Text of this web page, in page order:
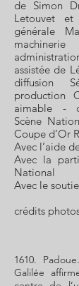
de Simon
Letouvet
générale
assistée de
diffusion
production
aimable -
Scène
Coupe d’Or
Avec l’aide
Avec la
National
Avec le
crédits
1610.
Galilée